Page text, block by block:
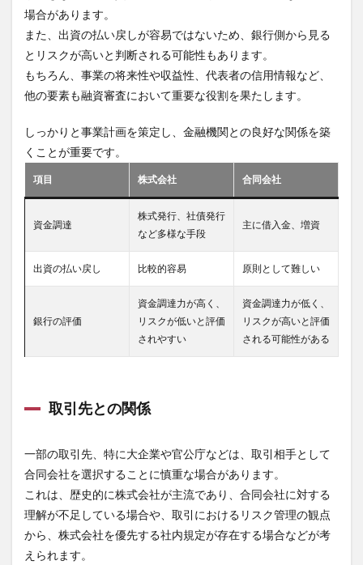
場合があります。
また、出資の払い戻しが容易ではないため、銀行側から見る
とリスクが高いと判断される可能性もあります。
もちろん、事業の将来性や収益性、代表者の信用情報など、
他の要素も融資審査において重要な役割を果たします。
しっかりと事業計画を策定し、金融機関との良好な関係を築
くことが重要です。
項目 株式会社 合同会社
資金調達
株式発行、社債発行
など多様な手段
主に借入金、増資
出資の払い戻し 比較的容易 原則として難しい
銀行の評価
資金調達力が高く、
リスクが低いと評価
されやすい
資金調達力が低く、
リスクが高いと評価
される可能性がある
取引先との関係
一部の取引先、特に大企業や官公庁などは、取引相手として
合同会社を選択することに慎重な場合があります。
これは、歴史的に株式会社が主流であり、合同会社に対する
理解が不足している場合や、取引におけるリスク管理の観点
から、株式会社を優先する社内規定が存在する場合などが考
えられます。